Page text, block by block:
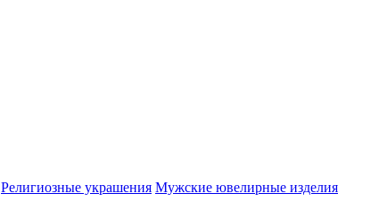
Религиозные украшения Мужские ювелирные изделия